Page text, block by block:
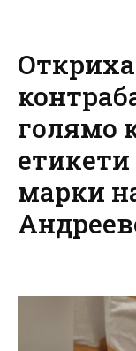
Откриха
голямо
марки